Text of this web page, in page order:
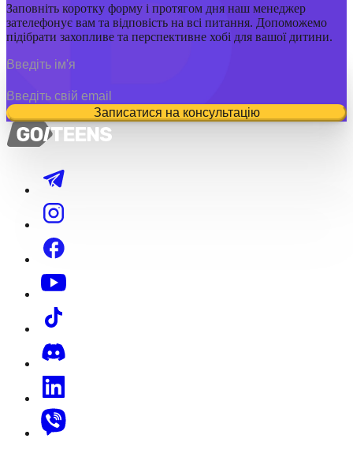
Заповніть коротку форму і протягом дня наш менеджер
зателефонує вам та відповість на всі питання. Допоможемо
підібрати захопливе та перспективне хобі для вашої дитини.
Записатися на консультацію